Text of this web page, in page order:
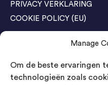
Manage
Om de beste ervaringen
technologieën zoals
PRIVACY VERKLARING
COOKIE POLICY (EU)
Agenda Trade Shows
04-05 November / SVG
Bestel GRATIS kaarten